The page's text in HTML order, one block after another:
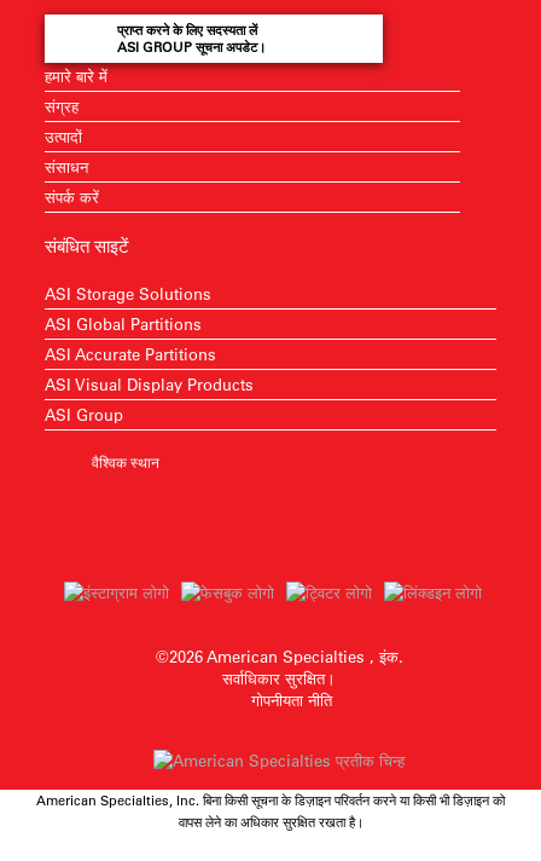
प्राप्त करने के लिए सदस्यता लें
ASI GROUP सूचना अपडेट।
हमारे बारे में
संग्रह
उत्पादों
संसाधन
संपर्क करें
संबंधित साइटें
ASI Storage Solutions
ASI Global Partitions
ASI Accurate Partitions
ASI Visual Display Products
ASI Group
वैश्विक स्थान
©2026 American Specialties , इंक.
सर्वाधिकार सुरक्षित।
गोपनीयता नीति
American Specialties, Inc. बिना किसी सूचना के डिज़ाइन परिवर्तन करने या किसी भी डिज़ाइन को
वापस लेने का अधिकार सुरक्षित रखता है।